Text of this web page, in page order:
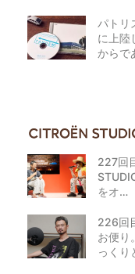
パトリ
に上陸
からで
227回
をオ…
226回
お便り
っくり